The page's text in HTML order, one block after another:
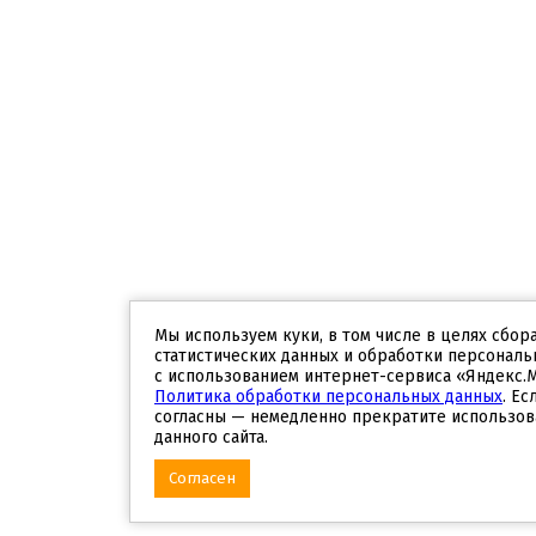
Мы используем куки, в том числе в целях
статистических данных и обработки
с использованием интернет-сервиса
Политика обработки персональных данных.
согласны — немедленно прекратите
данного сайта.
Согласен